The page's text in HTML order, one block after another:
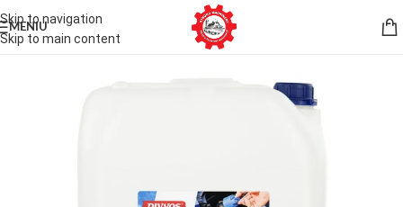
Skip to navigation
Skip to main content
MENIU